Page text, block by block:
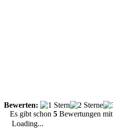
Bewerten:
Es gibt schon 5 Bewertungen mit
Loading...